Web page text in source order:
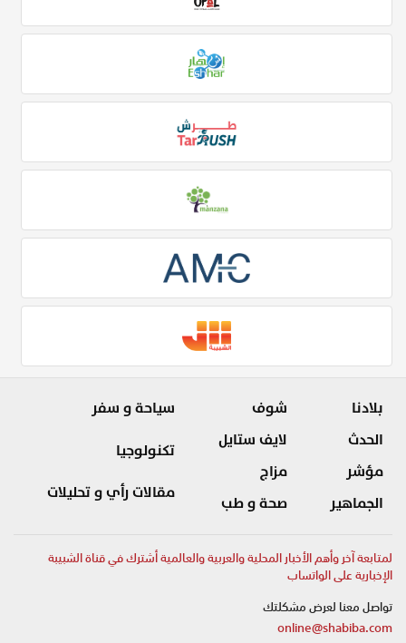
بلادنا
الحدث
مؤشر
الجماهير
شوف
لايف ستايل
مزاج
صحة و طب
سياحة و سفر
تكنولوجيا
مقالات رأي و تحليلات
لمتابعة آخر وأهم الأخبار المحلية والعربية والعالمية أشترك في قناة الشبيبة
الإخبارية على الواتساب
تواصل معنا لعرض مشكلتك
online@shabiba.com